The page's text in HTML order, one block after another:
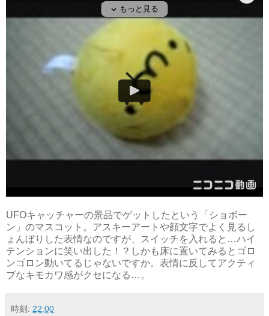
UFOキャッチャーの景品でゲットしたという「ショボー
ン」のマスコット。アスキーアートや顔文字でよく見るし
ょんぼりした表情なのですが、スイッチを入れると…ハイ
テンションに笑い出した！？しかも床に置いてみるとゴロ
ンゴロン動いてるじゃないですか。表情に反してアクティ
ブなキモカワ感がクセになる…。
時刻: 22:00